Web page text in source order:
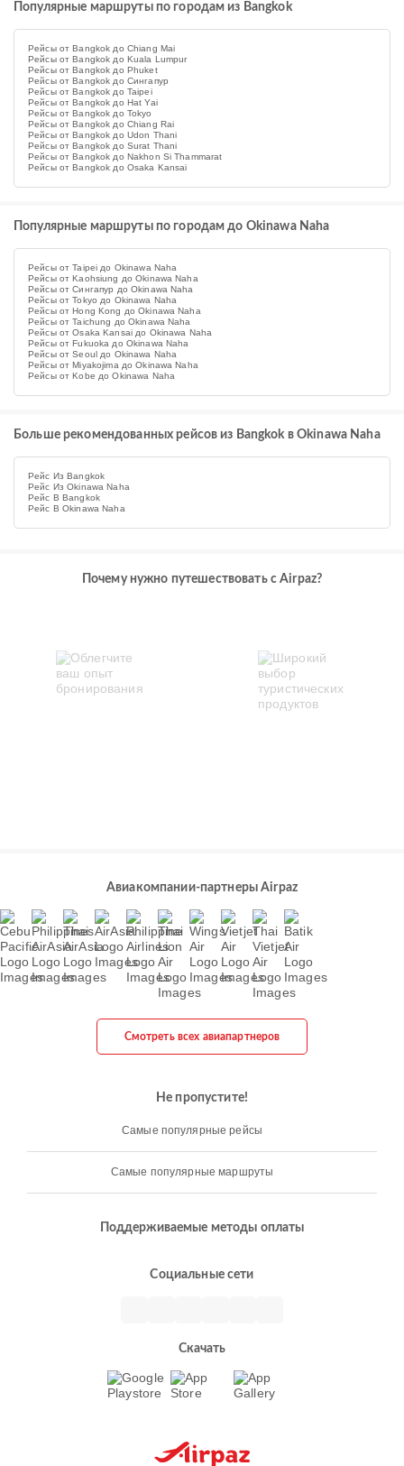
Популярные маршруты по городам из Bangkok
Рейсы от Bangkok до Chiang Mai
Рейсы от Bangkok до Kuala Lumpur
Рейсы от Bangkok до Phuket
Рейсы от Bangkok до Сингапур
Рейсы от Bangkok до Taipei
Рейсы от Bangkok до Hat Yai
Рейсы от Bangkok до Tokyo
Рейсы от Bangkok до Chiang Rai
Рейсы от Bangkok до Udon Thani
Рейсы от Bangkok до Surat Thani
Рейсы от Bangkok до Nakhon Si Thammarat
Рейсы от Bangkok до Osaka Kansai
Популярные маршруты по городам до Okinawa Naha
Рейсы от Taipei до Okinawa Naha
Рейсы от Kaohsiung до Okinawa Naha
Рейсы от Сингапур до Okinawa Naha
Рейсы от Tokyo до Okinawa Naha
Рейсы от Hong Kong до Okinawa Naha
Рейсы от Taichung до Okinawa Naha
Рейсы от Osaka Kansai до Okinawa Naha
Рейсы от Fukuoka до Okinawa Naha
Рейсы от Seoul до Okinawa Naha
Рейсы от Miyakojima до Okinawa Naha
Рейсы от Kobe до Okinawa Naha
Больше рекомендованных рейсов из Bangkok в Okinawa Naha
Рейс Из Bangkok
Рейс Из Okinawa Naha
Рейс В Bangkok
Рейс В Okinawa Naha
Почему нужно путешествовать с Airpaz?
Авиакомпании-партнеры Airpaz
Смотреть всех авиапартнеров
Не пропустите!
Самые популярные рейсы
Самые популярные маршруты
Поддерживаемые методы оплаты
Социальные сети
Скачать